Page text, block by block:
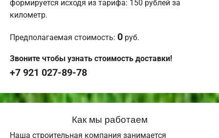
формируется исходя из тарифа: 150 рублей за
километр.
Предполагаемая стоимость: 0 руб.
Звоните чтобы узнать стоимость доставки!
+7 921 027-89-78
Как мы работаем
Наша строительная компания занимается